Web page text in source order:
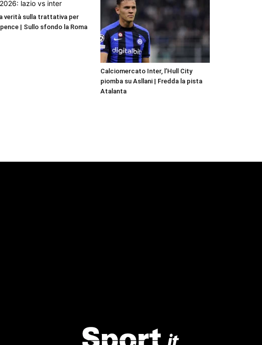
verità sulla trattativa per
| Sullo sfondo la Roma
Calciomercato Inter, l’Hull City
piomba su Asllani | Fredda la pista
Atalanta